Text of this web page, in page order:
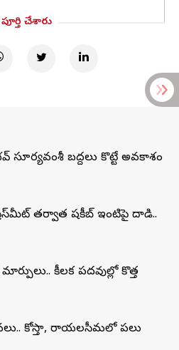
పూర్తి చేశారు
సూర్యవంశీ బద్దలు కొట్టే అవకాశం
తర్వాత షకీబ్‌ ఇంటిపై దాడి..
కీలక పదవుల్లో కొత్త
కోస్తా, రాయలసీమలో పలు